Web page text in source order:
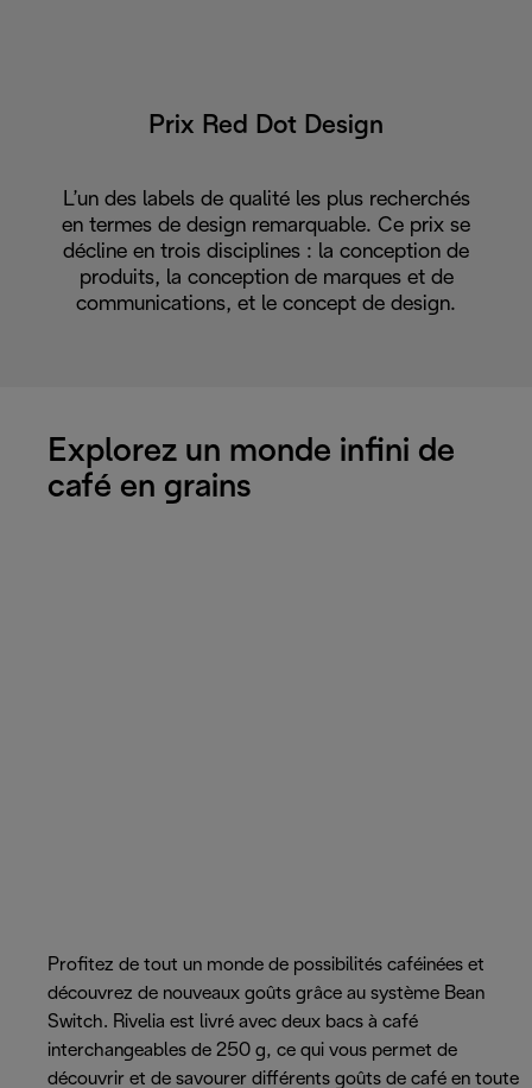
Prix Red Dot Design
L’un des labels de qualité les plus recherchés
en termes de design remarquable. Ce prix se
décline en trois disciplines : la conception de
produits, la conception de marques et de
communications, et le concept de design.
Explorez un monde infini de
café en grains
Profitez de tout un monde de possibilités caféinées et
découvrez de nouveaux goûts grâce au système Bean
Switch. Rivelia est livré avec deux bacs à café
interchangeables de 250 g, ce qui vous permet de
découvrir et de savourer différents goûts de café en toute